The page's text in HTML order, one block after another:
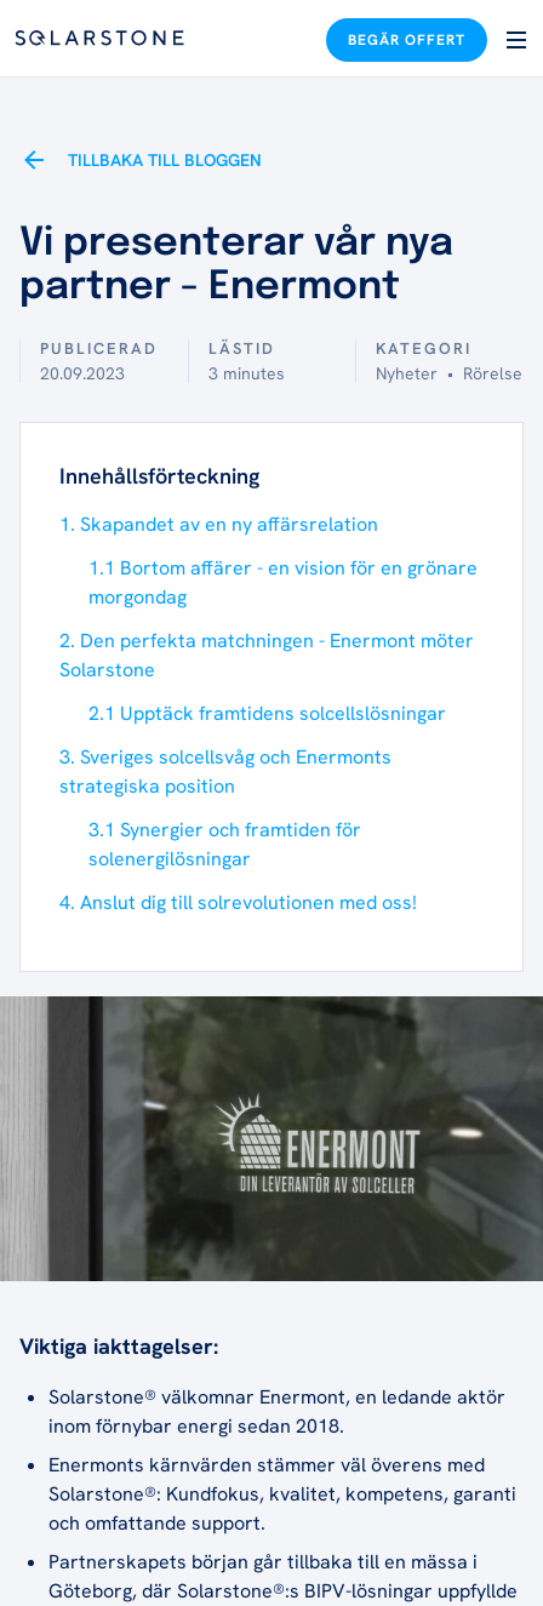
BEGÄR OFFERT
TILLBAKA TILL BLOGGEN
Vi presenterar vår nya
partner - Enermont
PUBLICERAD
20.09.2023
LÄSTID
3 minutes
KATEGORI
Nyheter • Rörelse
Innehållsförteckning
1. Skapandet av en ny affärsrelation
1.1 Bortom affärer - en vision för en grönare
morgondag
2. Den perfekta matchningen - Enermont möter
Solarstone
2.1 Upptäck framtidens solcellslösningar
3. Sveriges solcellsvåg och Enermonts
strategiska position
3.1 Synergier och framtiden för
solenergilösningar
4. Anslut dig till solrevolutionen med oss!
Viktiga iakttagelser:
Solarstone® välkomnar Enermont, en ledande aktör
inom förnybar energi sedan 2018.
Enermonts kärnvärden stämmer väl överens med
Solarstone®: Kundfokus, kvalitet, kompetens, garanti
och omfattande support.
Partnerskapets början går tillbaka till en mässa i
Göteborg, där Solarstone®:s BIPV-lösningar uppfyllde